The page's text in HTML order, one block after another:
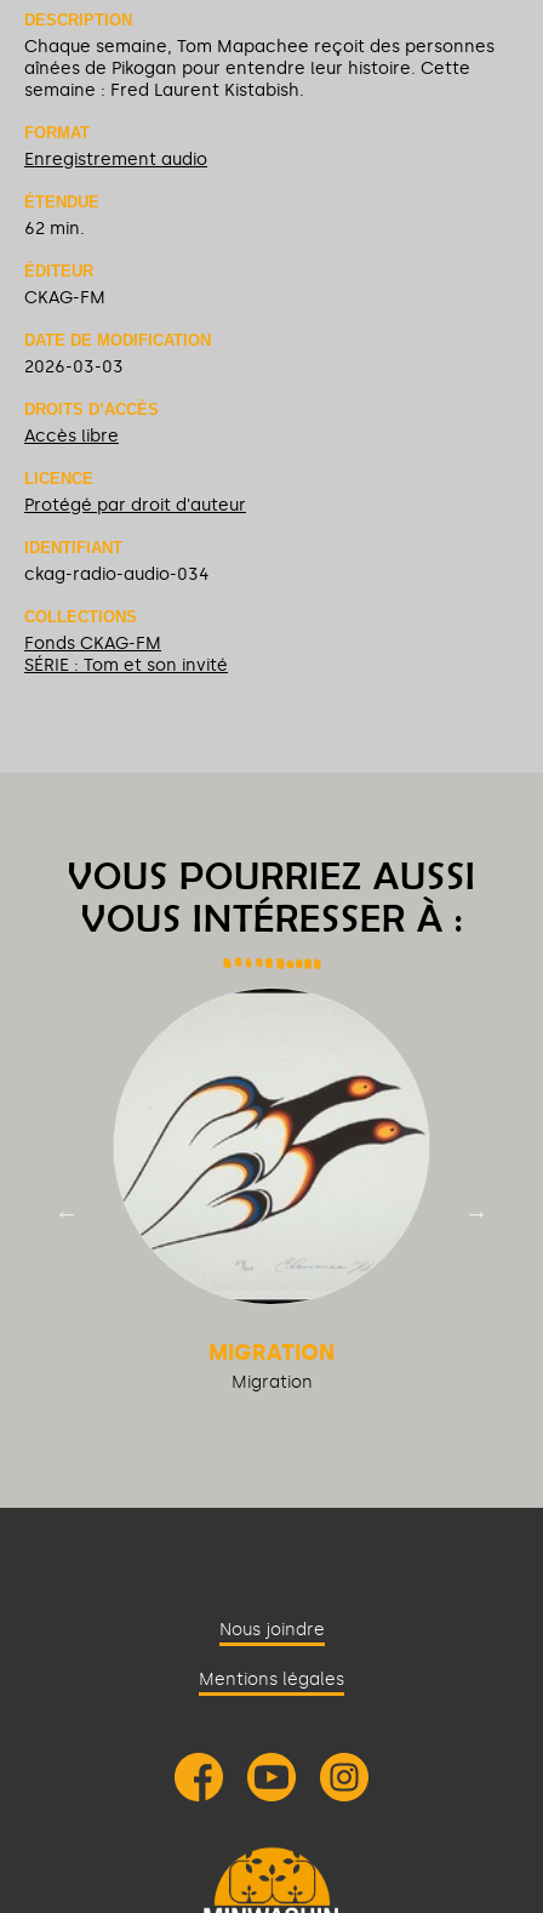
DESCRIPTION
Chaque semaine, Tom Mapachee reçoit des personnes
aînées de Pikogan pour entendre leur histoire. Cette
semaine : Fred Laurent Kistabish.
FORMAT
Enregistrement audio
ÉTENDUE
62 min.
ÉDITEUR
CKAG-FM
DATE DE MODIFICATION
2026-03-03
DROITS D’ACCÈS
Accès libre
LICENCE
Protégé par droit d'auteur
IDENTIFIANT
ckag-radio-audio-034
COLLECTIONS
Fonds CKAG-FM
SÉRIE : Tom et son invité
VOUS POURRIEZ AUSSI
VOUS INTÉRESSER À :
MIGRATION
Migration
Nous joindre
Mentions légales